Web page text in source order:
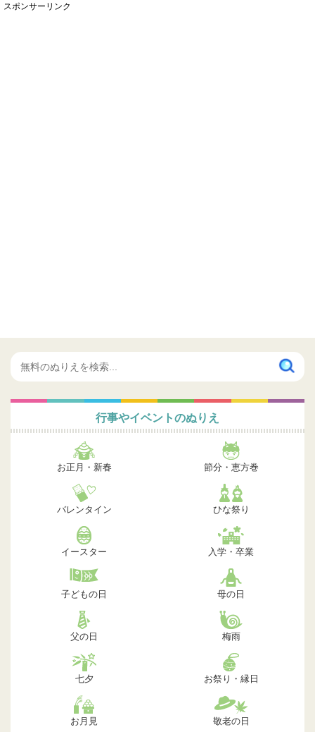
スポンサーリンク
行事やイベントのぬりえ
お正月・新春 節分・恵方巻
バレンタイン ひな祭り
イースター 入学・卒業
子どもの日 母の日
父の日 梅雨
七夕 お祭り・縁日
お月見 敬老の日